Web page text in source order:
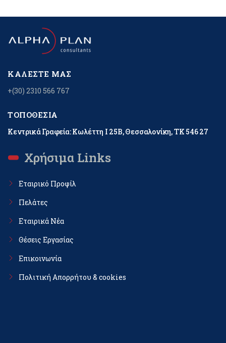
ΚΑΛΈΣΤΕ ΜΑΣ
+(30) 2310 566 767
ΤΟΠΟΘΕΣΊΑ
Κεντρικά Γραφεία: Κωλέττη Ι 25Β, Θεσσαλονίκη, ΤΚ 546 27
Χρήσιμα Links
Εταιρικό Προφίλ
Πελάτες
Εταιρικά Νέα
Θέσεις Εργασίας
Επικοινωνία
Πολιτική Απορρήτου & cookies